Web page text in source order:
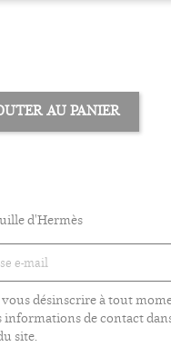
AU PANIER
d'Hermès
désinscrire à tout
informations de contact
site.